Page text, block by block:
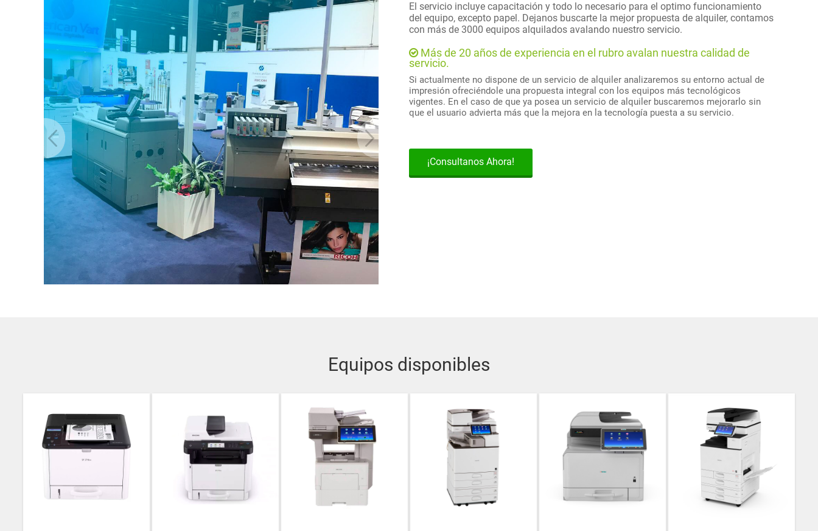
El servicio incluye capacitación y todo lo necesario para el optimo funcionamiento
del equipo, excepto papel. Dejanos buscarte la mejor propuesta de alquiler, contamos
con más de 3000 equipos alquilados avalando nuestro servicio.
Más de 20 años de experiencia en el rubro avalan nuestra calidad de
servicio.
Si actualmente no dispone de un servicio de alquiler analizaremos su entorno actual de
impresión ofreciéndole una propuesta integral con los equipos más tecnológicos
vigentes. En el caso de que ya posea un servicio de alquiler buscaremos mejorarlo sin
que el usuario advierta más que la mejora en la tecnología puesta a su servicio.
¡Consultanos Ahora!
Equipos disponibles